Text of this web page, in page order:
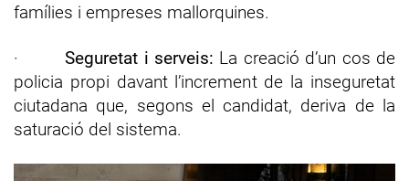
famílies i empreses mallorquines.
·Seguretat i serveis: La creació d’un cos de
policia propi davant l’increment de la inseguretat
ciutadana que, segons el candidat, deriva de la
saturació del sistema.